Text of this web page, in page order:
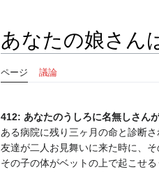
あなたの娘さん
ページ 議論
412: あなたのうしろに名無しさん
ある病院に残り三ヶ月の命と診断さ
友達が二人お見舞いに来た時に、そ
その子の体がベットの上で起こせ